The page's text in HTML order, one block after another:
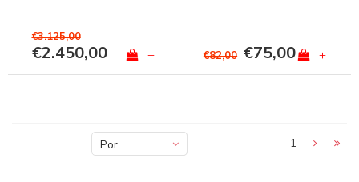
€3.125,00
€2.450,00 + €82,00 €75,00 +
Por
1